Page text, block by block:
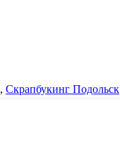
, Скрапбукинг Подольск